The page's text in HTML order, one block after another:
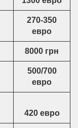
270-350
евро
8000 грн
500/700
евро
420 евро